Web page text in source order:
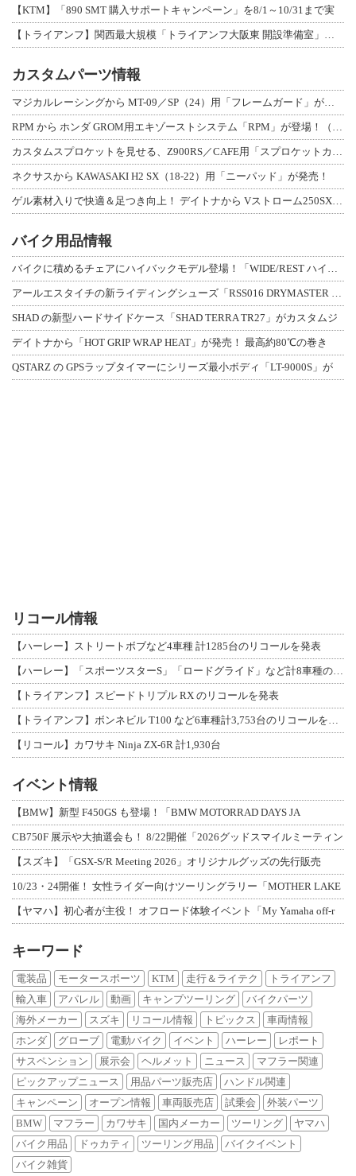
【KTM】「890 SMT 購入サポートキャンペーン」を8/1～10/31まで実
【トライアンフ】関西最大規模「トライアンフ大阪東 開設準備室」がオープン！ 限定
カスタムパーツ情報
マジカルレーシングから MT-09／SP（24）用「フレームガード」が登場！
RPM から ホンダ GROM用エキゾーストシステム「RPM」が登場！（動画あり
カスタムスプロケットを見せる、Z900RS／CAFE用「スプロケットカバーフルキ
ネクサスから KAWASAKI H2 SX（18-22）用「ニーパッド」が発売！
ゲル素材入りで快適＆足つき向上！ デイトナから Vストローム250SX用「快適ロ
バイク用品情報
バイクに積めるチェアにハイバックモデル登場！「WIDE/REST ハイバックチェ
アールエスタイチの新ライディングシューズ「RSS016 DRYMASTER スト
SHAD の新型ハードサイドケース「SHAD TERRA TR27」がカスタムジ
デイトナから「HOT GRIP WRAP HEAT」が発売！ 最高約80℃の巻き
QSTARZ の GPSラップタイマーにシリーズ最小ボディ「LT-9000S」が
リコール情報
【ハーレー】ストリートボブなど4車種 計1285台のリコールを発表
【ハーレー】「スポーツスターS」「ロードグライド」など計8車種のリコールを発表
【トライアンフ】スピードトリプル RX のリコールを発表
【トライアンフ】ボンネビル T100 など6車種計3,753台のリコールを発表
【リコール】カワサキ Ninja ZX-6R 計1,930台
イベント情報
【BMW】新型 F450GS も登場！「BMW MOTORRAD DAYS JA
CB750F 展示や大抽選会も！ 8/22開催「2026グッドスマイルミーティン
【スズキ】「GSX-S/R Meeting 2026」オリジナルグッズの先行販売
10/23・24開催！ 女性ライダー向けツーリングラリー「MOTHER LAKE
【ヤマハ】初心者が主役！ オフロード体験イベント「My Yamaha off-r
キーワード
電装品 モータースポーツ KTM 走行＆ライテク
トライアンフ
輸入車
アパレル 動画 キャンプツーリング
バイクパーツ
海外メーカー
スズキ リコール情報 トピックス
車両情報
ホンダ
グローブ 電動バイク イベント ハーレー
レポート
サスペンション
展示会 ヘルメット ニュース
マフラー関連
ピックアップニュース
用品パーツ販売店
ハンドル関連
キャンペーン
オープン情報 車両販売店 試乗会
外装パーツ
BMW
マフラー カワサキ 国内メーカー ツーリング
ヤマハ
バイク用品
ドゥカティ ツーリング用品
バイクイベント
バイク雑貨